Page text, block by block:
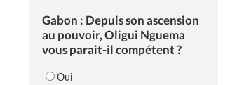
Gabon : Depuis son ascension
au pouvoir, Oligui Nguema
vous parait-il compétent ?
Oui